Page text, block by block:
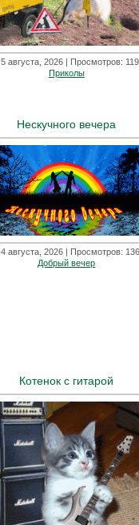
5 августа, 2026 | Просмотров:
Приколы
Нескучного вечера
4 августа, 2026| Просмотров:
Добрый вечер
Котенок с гитарой